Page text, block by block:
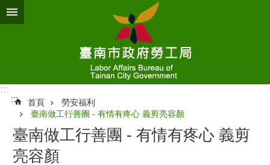
跳到主要內容區塊
:::
:::
首頁
勞安福利
臺南做工行善團 - 有情有疼心 義剪亮容顏
臺南做工行善團 - 有情有疼心 義剪
亮容顏